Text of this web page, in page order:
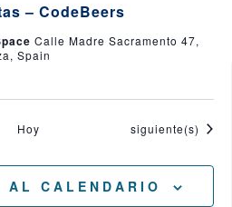
– CodeBeers
Calle Madre Sacramento 47,
Spain
Hoy Eventos
siguiente(s)
AL CALENDARIO